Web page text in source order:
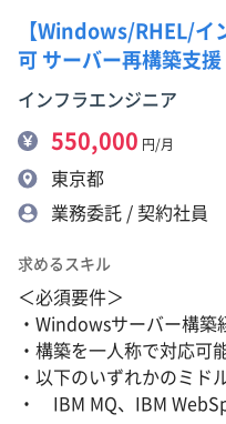
【Windows/RHEL/イ
可 サーバー再構築支援
インフラエンジニア
550,000 円/月
東京都
業務委託 / 契約社員
求めるスキル
＜必須要件＞
・Windowsサーバー構築
・構築を一人称で対応可
・以下のいずれかのミド
・ IBM MQ、IBM